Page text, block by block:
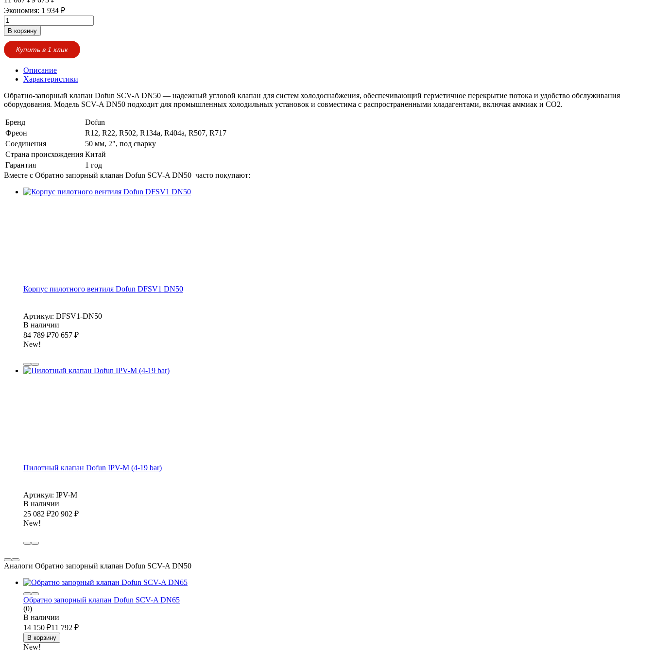
Экономия: 1 934 ₽
В корзину
Купить в 1 клик
Описание
Характеристики
Обратно-запорный клапан Dofun SCV-A DN50 — надежный угловой клапан для систем холодоснабжения, обеспечивающий герметичное перекрытие потока и удобство обслуживания
оборудования. Модель SCV-A DN50 подходит для промышленных холодильных установок и совместима с распространенными хладагентами, включая аммиак и CO2.
Бренд
Dofun
Фреон
R12, R22, R502, R134a, R404a, R507, R717
Соединения
50 мм, 2", под сварку
Страна происхождения Китай
Гарантия
1 год
Вместе с Обратно запорный клапан Dofun SCV-A DN50 часто покупают:
Корпус пилотного вентиля Dofun DFSV1 DN50
Артикул: DFSV1-DN50
В наличии
84 789 ₽70 657 ₽
New!
Пилотный клапан Dofun IPV-M (4-19 bar)
Артикул: IPV-M
В наличии
25 082 ₽20 902 ₽
New!
Аналоги Обратно запорный клапан Dofun SCV-A DN50
Обратно запорный клапан Dofun SCV-A DN65
(0)
В наличии
14 150 ₽11 792 ₽
В корзину
New!